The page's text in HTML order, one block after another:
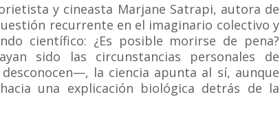
y cineasta Marjane Satrapi, autora de
recurrente en el imaginario colectivo y
científico: ¿Es posible morirse de pena?
sido las circunstancias personales de
la ciencia apunta al sí, aunque
una explicación biológica detrás de la